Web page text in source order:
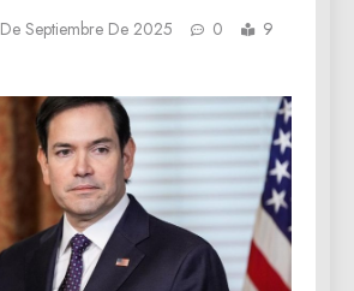
Septiembre De 2025 0
9